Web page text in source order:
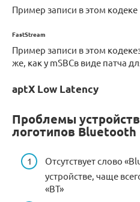
Пример записи в этом кодеке
FastStream
Пример записи в этом
же, как у mSBCв виде патча
aptX Low Latency
Проблемы
логотипов Bluetooth
Отсутствует слово
устройстве, чаще
«BT»